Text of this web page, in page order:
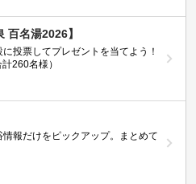
百名湯2026】
投票してプレゼントを当てよう！
260名様）
情報だけをピックアップ。まとめて